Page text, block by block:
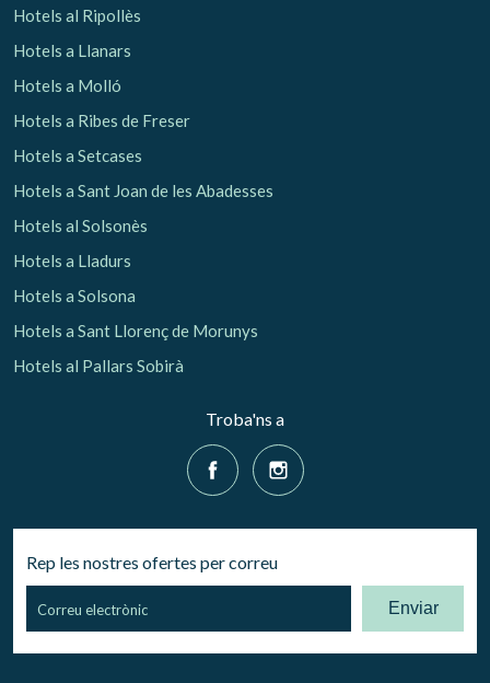
Hotels al Ripollès
Hotels a Llanars
Hotels a Molló
Hotels a Ribes de Freser
Hotels a Setcases
Hotels a Sant Joan de les Abadesses
Hotels al Solsonès
Hotels a Lladurs
Hotels a Solsona
Hotels a Sant Llorenç de Morunys
Hotels al Pallars Sobirà
Troba'ns a
Rep les nostres ofertes per correu
Enviar